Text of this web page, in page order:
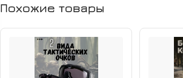
Похожие товары